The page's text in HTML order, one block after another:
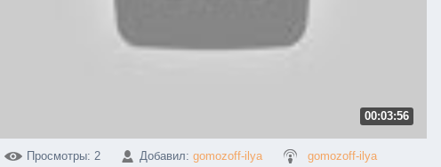
00:03:56
Просмотры: 2 Добавил: gomozoff-ilya gomozoff-ilya